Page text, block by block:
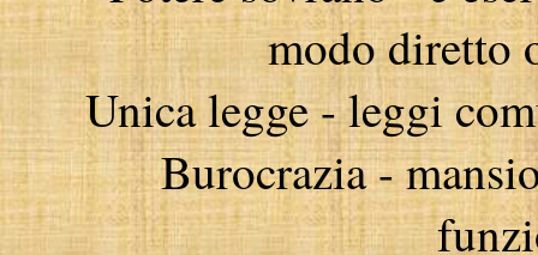
modo diretto
Unica legge - leggi
Burocrazia -